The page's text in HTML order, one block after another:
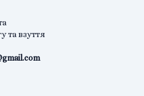
та взуття